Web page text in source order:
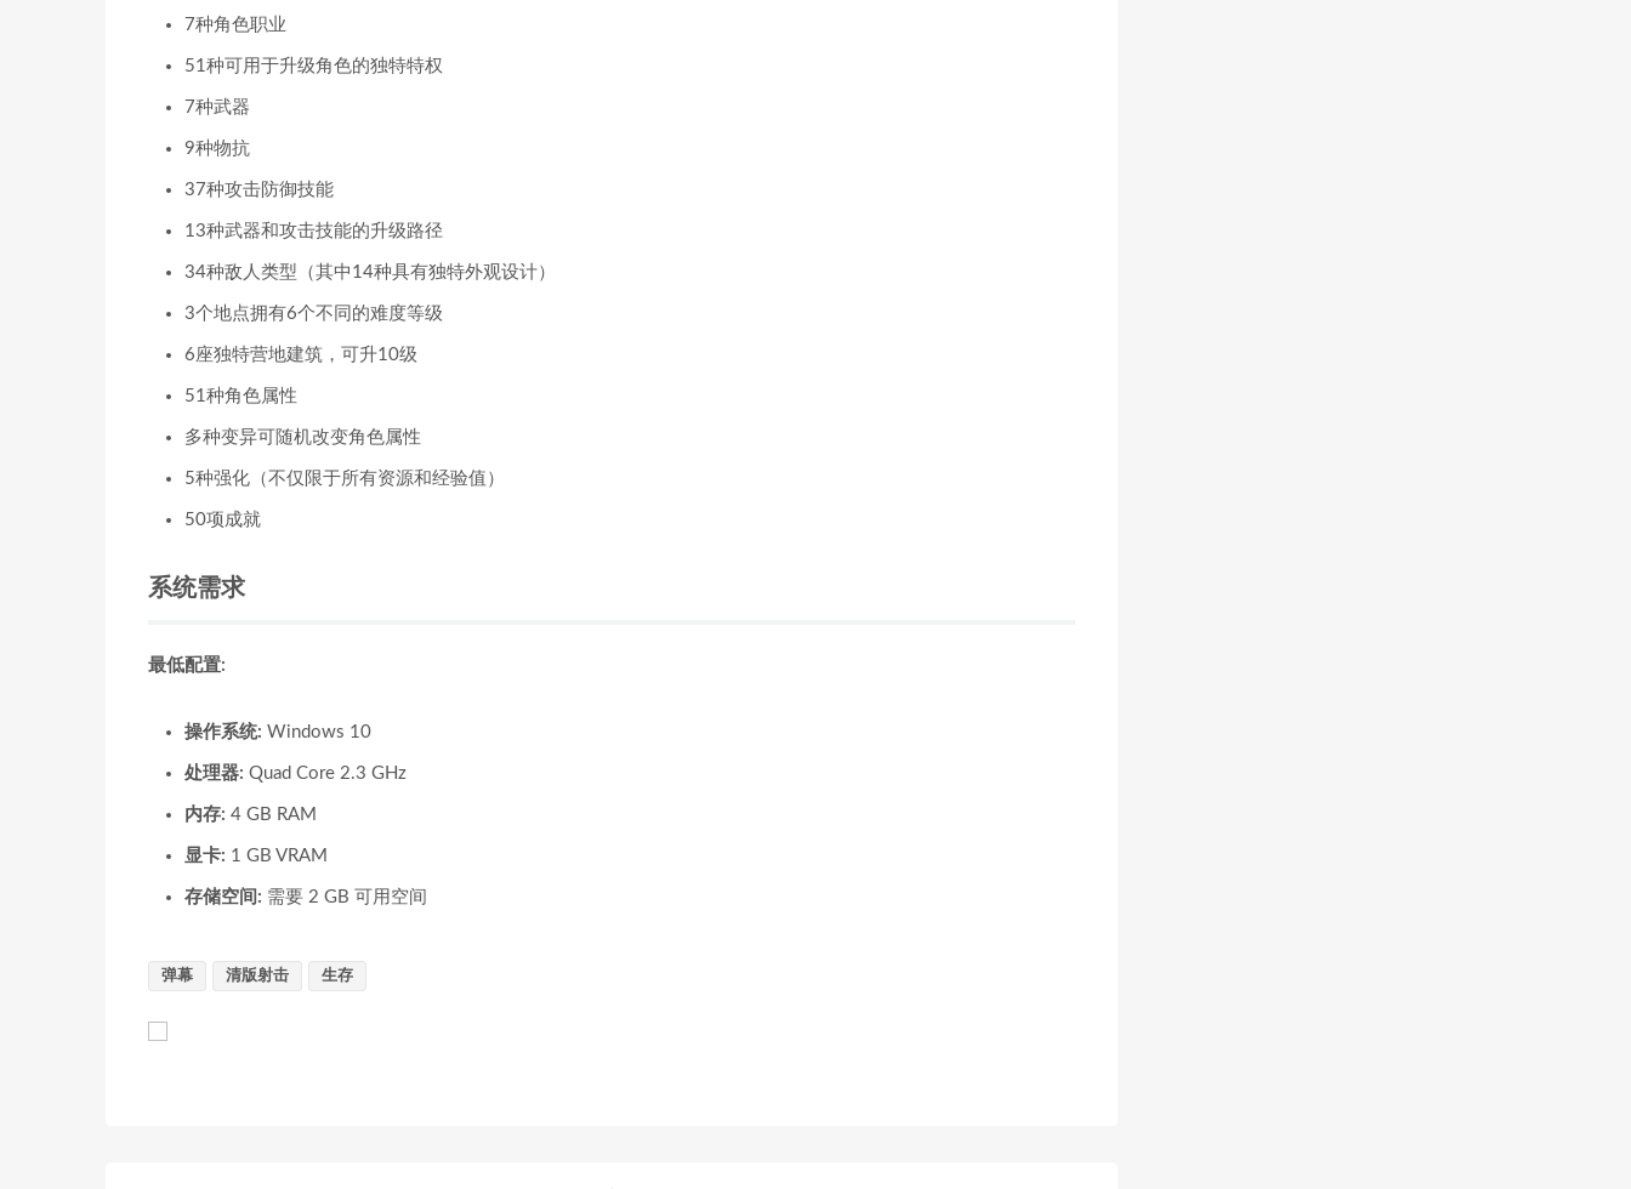
7种角色职业
51种可用于升级角色的独特特权
7种武器
9种物抗
37种攻击防御技能
13种武器和攻击技能的升级路径
34种敌人类型（其中14种具有独特外观设计）
3个地点拥有6个不同的难度等级
6座独特营地建筑，可升10级
51种角色属性
多种变异可随机改变角色属性
5种强化（不仅限于所有资源和经验值）
50项成就
系统需求
最低配置:
操作系统: Windows 10
处理器: Quad Core 2.3 GHz
内存: 4 GB RAM
显卡: 1 GB VRAM
存储空间: 需要 2 GB 可用空间
弹幕 清版射击 生存